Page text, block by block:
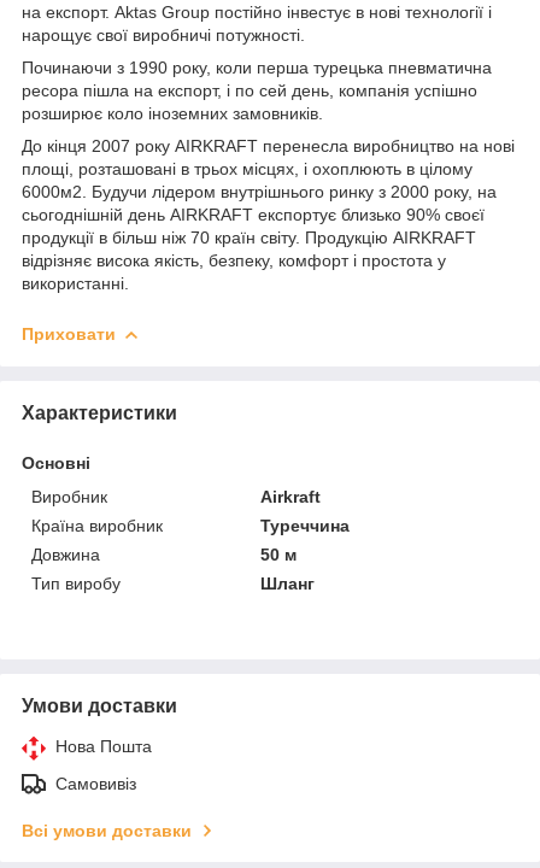
на експорт. Aktas Group постійно інвестує в нові технології і
нарощує свої виробничі потужності.
Починаючи з 1990 року, коли перша турецька пневматична
ресора пішла на експорт, і по сей день, компанія успішно
розширює коло іноземних замовників.
До кінця 2007 року AIRKRAFT перенесла виробництво на нові
площі, розташовані в трьох місцях, і охоплюють в цілому
6000м2. Будучи лідером внутрішнього ринку з 2000 року, на
сьогоднішній день AIRKRAFT експортує близько 90% своєї
продукції в більш ніж 70 країн світу. Продукцію AIRKRAFT
відрізняє висока якість, безпеку, комфорт і простота у
використанні.
Приховати
Характеристики
Основні
Виробник
Airkraft
Країна виробник
Туреччина
Довжина
50 м
Тип виробу
Шланг
Умови доставки
Нова Пошта
Самовивіз
Всі умови доставки